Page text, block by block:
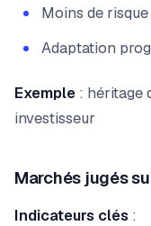
Moins de
Adaptation
Exemple : héritage
investisseur
Marchés jugés
Indicateurs clés :